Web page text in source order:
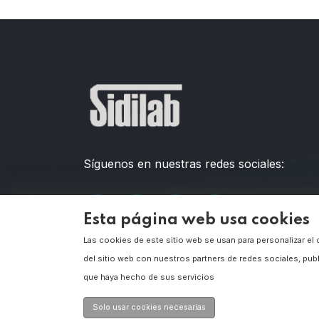
Síguenos en nuestras redes sociales:
Mira nuestros
videos!
Esta página web usa cookies
Las cookies de este sitio web se usan para personalizar
del sitio web con nuestros partners de redes sociales,
que haya hecho de sus servicios
Solo usar cookies necesarias